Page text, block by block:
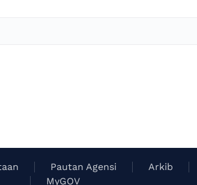
Pautan Agensi Arkib
MyGOV